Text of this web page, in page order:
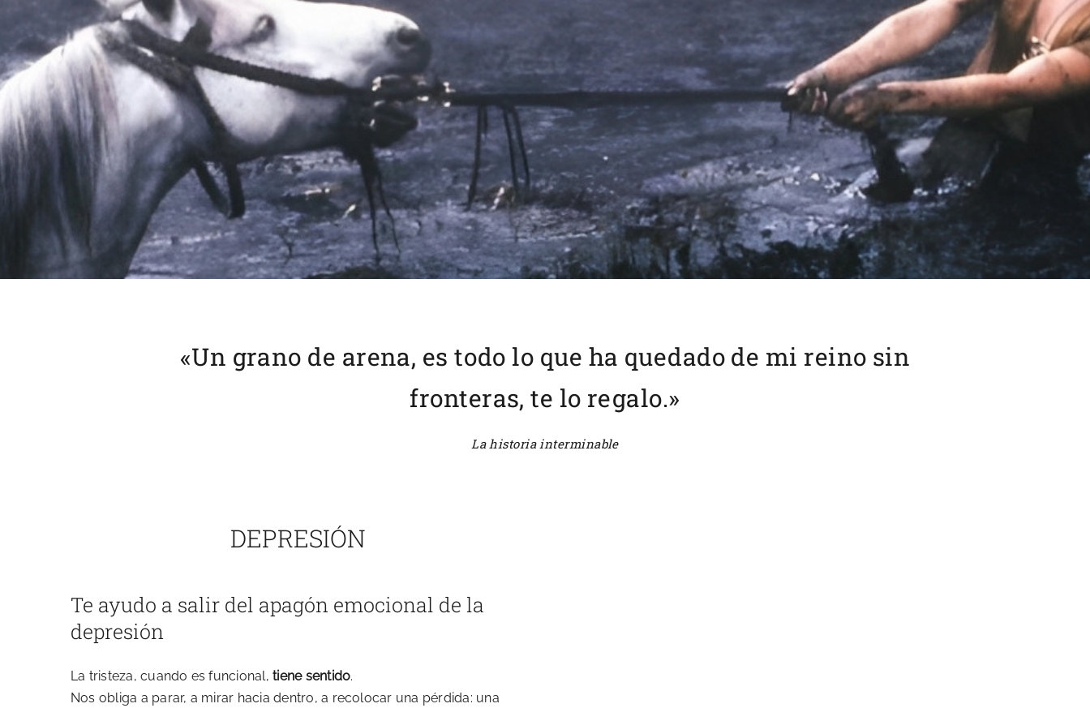
«Un grano de arena, es todo lo que ha quedado de mi reino sin
fronteras, te lo regalo.»
La historia interminable
DEPRESIÓN
Te ayudo a salir del apagón emocional de la
depresión
La tristeza, cuando es funcional,tiene sentido.
Nos obliga a parar, a mirar hacia dentro, a recolocar una pérdida: una